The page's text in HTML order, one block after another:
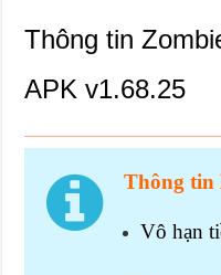
Thông tin
APK v1.68.25
Thông tin
Vô hạn